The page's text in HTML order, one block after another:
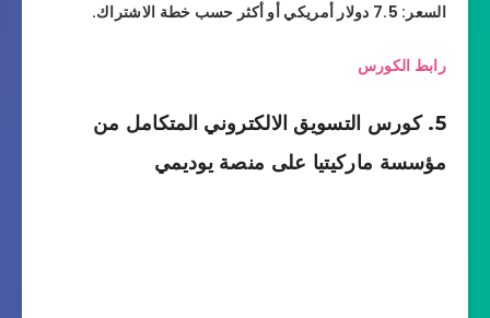
السعر: 7.5 دولار أمريكي أو أكثر حسب خطة الاشتراك.
رابط الكورس
5. كورس التسويق الالكتروني المتكامل من
مؤسسة ماركيتيا على منصة يوديمي